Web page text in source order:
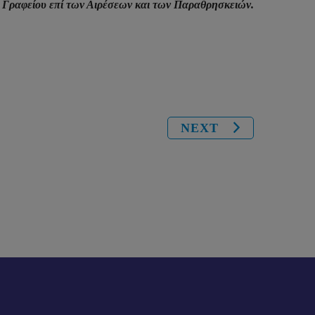
επί των Αιρέσεων και των Παραθρησκειών.
NEXT